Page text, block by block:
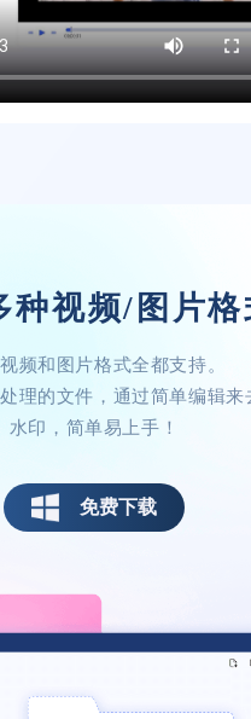
种视频/图片格
频和图片格式全都支持。
理的文件，通过简单编辑来
水印，简单易上手！
免费下载
装机必备
除掉了，试了这么多软件
都不用说了试试就知道啦~
能很强大
印助手，我经常进行视频制